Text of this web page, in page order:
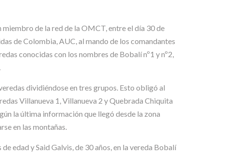
de la red de la OMCT, entre el día 30 de
de Colombia, AUC, al mando de los comandantes
conocidas con los nombres de Bobalí nº1 y nº2,
dividiéndose en tres grupos. Esto obligó al
Villanueva 1, Villanueva 2 y Quebrada Chiquita
la última información que llegó desde la zona
en las montañas.
edad y Said Galvis, de 30 años, en la vereda Bobalí